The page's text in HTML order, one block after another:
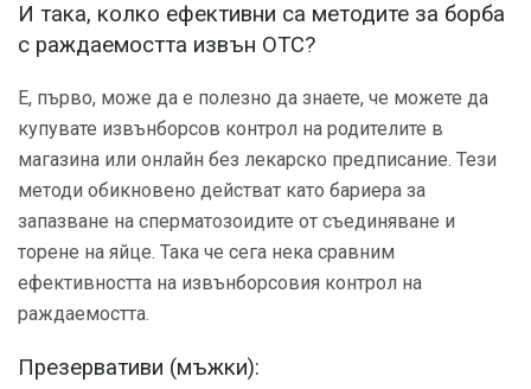
И така, колко ефективни са методите за борба
с раждаемостта извън OTC?
Е, първо, може да е полезно да знаете, че можете да
купувате извънборсов контрол на родителите в
магазина или онлайн без лекарско предписание. Тези
методи обикновено действат като бариера за
запазване на сперматозоидите от съединяване и
торене на яйце. Така че сега нека сравним
ефективността на извънборсовия контрол на
раждаемостта.
Презервативи (мъжки):